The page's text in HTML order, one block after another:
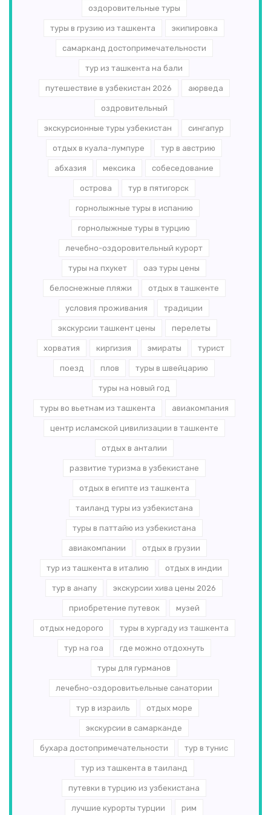
оздоровительные туры
туры в грузию из ташкента экипировка
самарканд достопримечательности
тур из ташкента на бали
путешествие в узбекистан 2026 аюрведа
оздровительный
экскурсионные туры узбекистан сингапур
отдых в куала-лумпуре тур в австрию
абхазия мексика собеседование
острова тур в пятигорск
горнолыжные туры в испанию
горнолыжные туры в турцию
лечебно-оздоровительный курорт
туры на пхукет оаэ туры цены
белоснежные пляжи отдых в ташкенте
условия проживания традиции
экскурсии ташкент цены перелеты
хорватия киргизия эмираты турист
поезд плов туры в швейцарию
туры на новый год
туры во вьетнам из ташкента авиакомпания
центр исламской цивилизации в ташкенте
отдых в анталии
развитие туризма в узбекистане
отдых в египте из ташкента
таиланд туры из узбекистана
туры в паттайю из узбекистана
авиакомпании отдых в грузии
тур из ташкента в италию отдых в индии
тур в анапу экскурсии хива цены 2026
приобретение путевок музей
отдых недорого туры в хургаду из ташкента
тур на гоа где можно отдохнуть
туры для гурманов
лечебно-оздоровитьельные санатории
тур в израиль отдых море
экскурсии в самарканде
бухара достопримечательности тур в тунис
тур из ташкента в таиланд
путевки в турцию из узбекистана
лучшие курорты турции рим